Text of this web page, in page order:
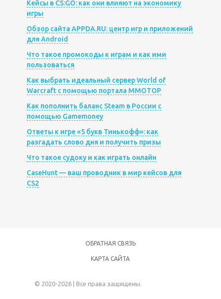
Кейсы в CS:GO: как они влияют на экономику
игры
Обзор сайта APPDA.RU: центр игр и приложений
для Android
Что такое промокоды к играм и как ими
пользоваться
Как выбрать идеальный сервер World of
Warcraft с помощью портала MMOTOP
Как пополнить баланс Steam в России с
помощью Gamemoney
Ответы к игре «5 букв Тинькофф»: как
разгадать слово дня и получить призы
Что такое судоку и как играть онлайн
CaseHunt — ваш проводник в мир кейсов для
CS2
ОБРАТНАЯ СВЯЗЬ
КАРТА САЙТА
© 2020-2026 | Все права защищены.